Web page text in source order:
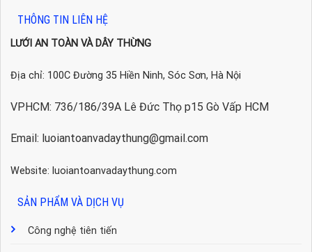
THÔNG TIN LIÊN HỆ
LƯỚI AN TOÀN VÀ DÂY THỪNG
Địa chỉ: 100C Đường 35 Hiền Ninh, Sóc Sơn, Hà Nội
VPHCM: 736/186/39A Lê Đức Thọ p15 Gò Vấp HCM
Email: luoiantoanvadaythung@gmail.com
Website: luoiantoanvadaythung.com
SẢN PHẨM VÀ DỊCH VỤ
Công nghệ tiên tiến